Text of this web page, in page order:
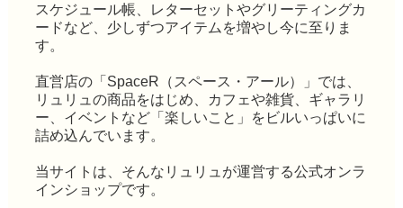
スケジュール帳、レターセットやグリーティングカ
ードなど、少しずつアイテムを増やし今に至りま
す。
直営店の「SpaceR（スペース・アール）」では、
リュリュの商品をはじめ、カフェや雑貨、ギャラリ
ー、イベントなど「楽しいこと」をビルいっぱいに
詰め込んでいます。
当サイトは、そんなリュリュが運営する公式オンラ
インショップです。